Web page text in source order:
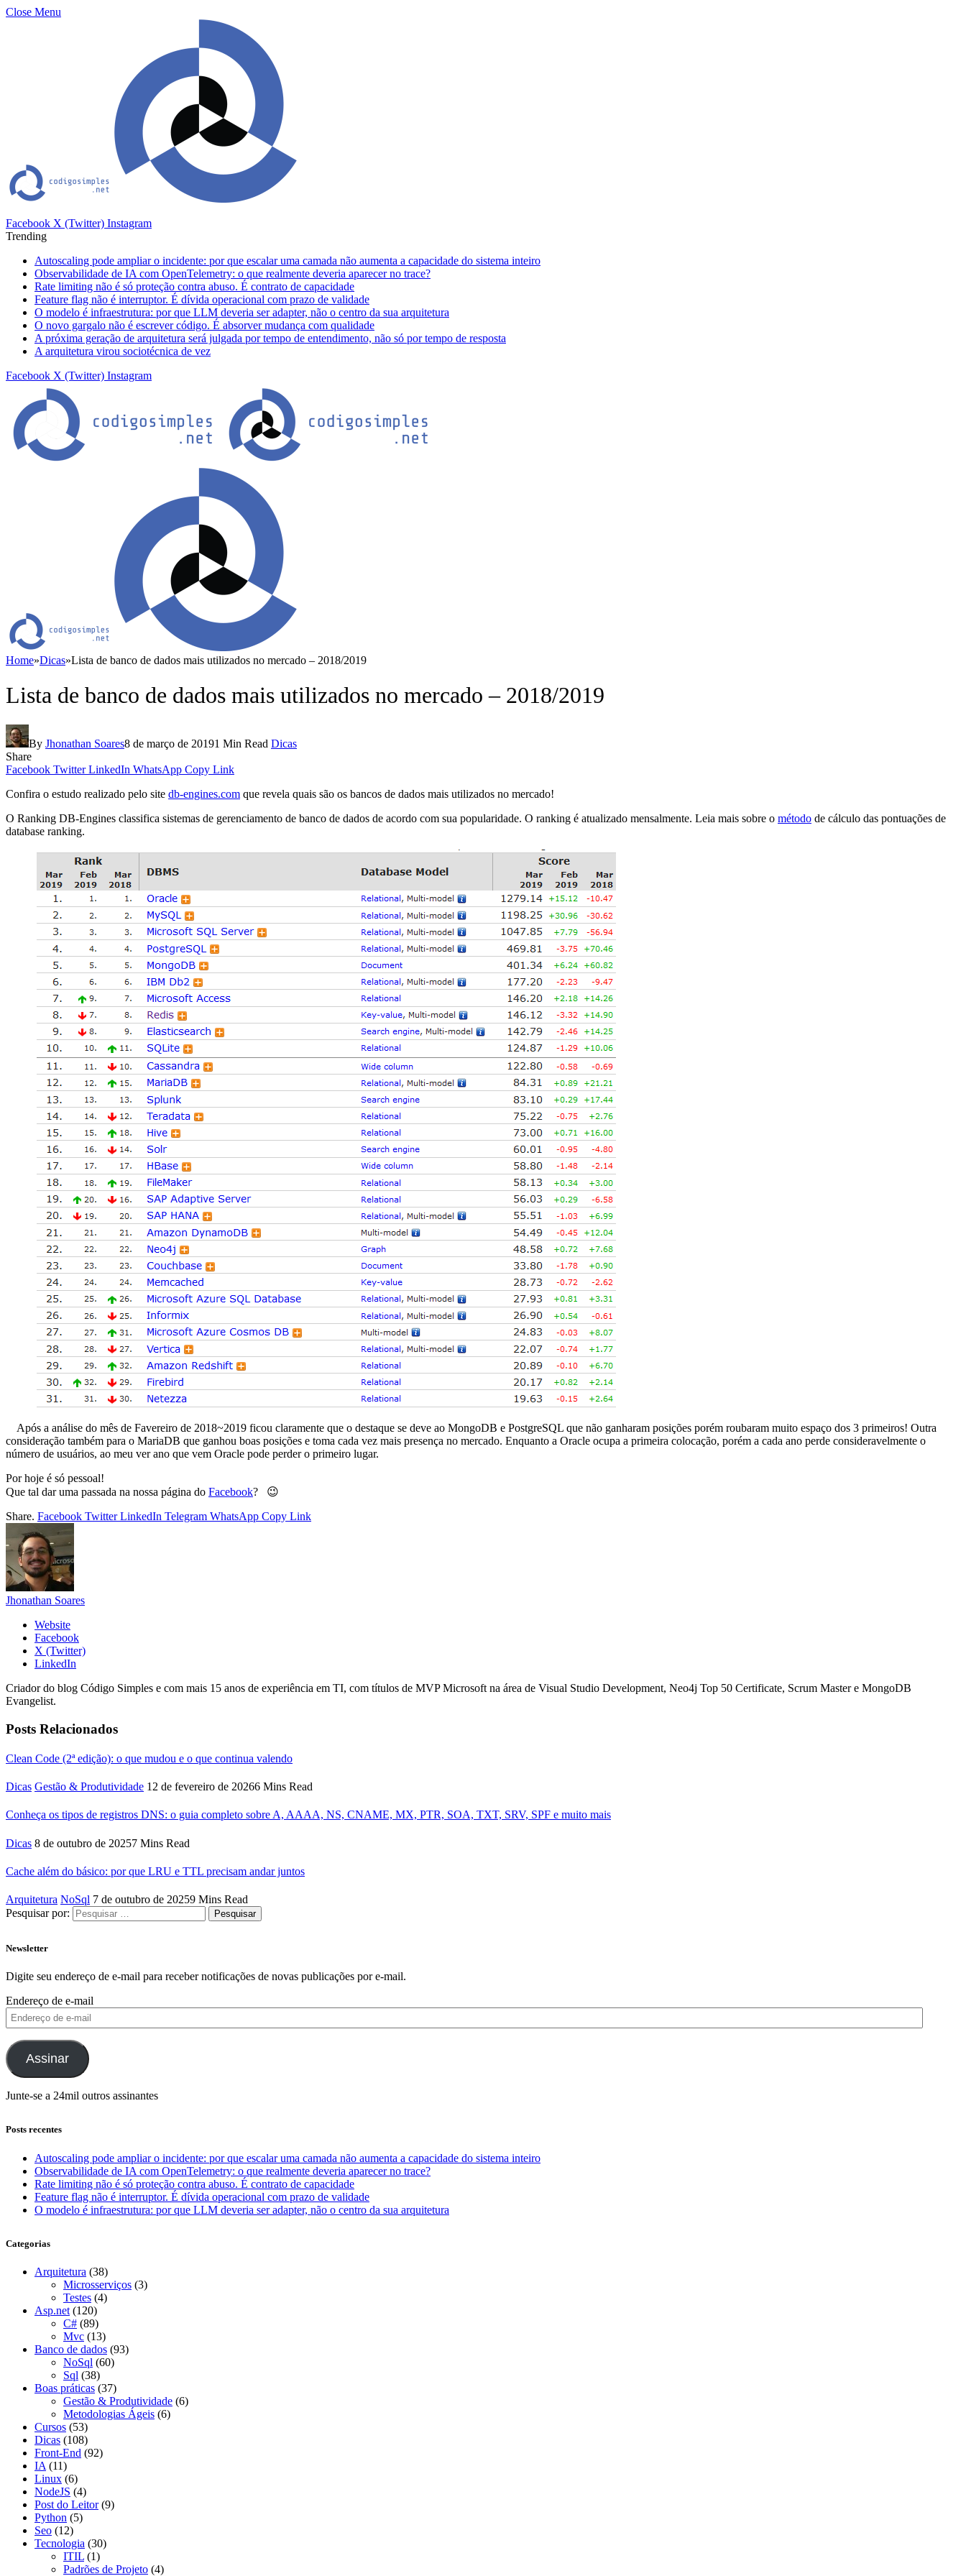
Close Menu
Facebook X (Twitter) Instagram
Trending
Autoscaling pode ampliar o incidente: por que escalar uma camada não aumenta a capacidade do sistema inteiro
Observabilidade de IA com OpenTelemetry: o que realmente deveria aparecer no trace?
Rate limiting não é só proteção contra abuso. É contrato de capacidade
Feature flag não é interruptor. É dívida operacional com prazo de validade
O modelo é infraestrutura: por que LLM deveria ser adapter, não o centro da sua arquitetura
O novo gargalo não é escrever código. É absorver mudança com qualidade
A próxima geração de arquitetura será julgada por tempo de entendimento, não só por tempo de resposta
A arquitetura virou sociotécnica de vez
Facebook X (Twitter) Instagram
Home»Dicas»Lista de banco de dados mais utilizados no mercado – 2018/2019
Lista de banco de dados mais utilizados no mercado – 2018/2019
By Jhonathan Soares8 de março de 20191 Min Read Dicas
Share
Facebook Twitter LinkedIn WhatsApp Copy Link
Confira o estudo realizado pelo site db-engines.com que revela quais são os bancos de dados mais utilizados no mercado!
O Ranking DB-Engines classifica sistemas de gerenciamento de banco de dados de acordo com sua popularidade. O ranking é atualizado mensalmente. Leia mais sobre o método de cálculo das pontuações de
database ranking.
Após a análise do mês de Favereiro de 2018~2019 ficou claramente que o destaque se deve ao MongoDB e PostgreSQL que não ganharam posições porém roubaram muito espaço dos 3 primeiros! Outra
consideração também para o MariaDB que ganhou boas posições e toma cada vez mais presença no mercado. Enquanto a Oracle ocupa a primeira colocação, porém a cada ano perde consideravelmente o
número de usuários, ao meu ver ano que vem Oracle pode perder o primeiro lugar.
Por hoje é só pessoal!
Que tal dar uma passada na nossa página do Facebook? 😉
Share. Facebook Twitter LinkedIn Telegram WhatsApp Copy Link
Jhonathan Soares
Website
Facebook
X (Twitter)
LinkedIn
Criador do blog Código Simples e com mais 15 anos de experiência em TI, com títulos de MVP Microsoft na área de Visual Studio Development, Neo4j Top 50 Certificate, Scrum Master e MongoDB
Evangelist.
Posts Relacionados
Clean Code (2ª edição): o que mudou e o que continua valendo
Dicas Gestão & Produtividade 12 de fevereiro de 20266 Mins Read
Conheça os tipos de registros DNS: o guia completo sobre A, AAAA, NS, CNAME, MX, PTR, SOA, TXT, SRV, SPF e muito mais
Dicas 8 de outubro de 20257 Mins Read
Cache além do básico: por que LRU e TTL precisam andar juntos
Arquitetura NoSql 7 de outubro de 20259 Mins Read
Pesquisar por:
Newsletter
Digite seu endereço de e-mail para receber notificações de novas publicações por e-mail.
Endereço de e-mail
Assinar
Junte-se a 24mil outros assinantes
Posts recentes
Autoscaling pode ampliar o incidente: por que escalar uma camada não aumenta a capacidade do sistema inteiro
Observabilidade de IA com OpenTelemetry: o que realmente deveria aparecer no trace?
Rate limiting não é só proteção contra abuso. É contrato de capacidade
Feature flag não é interruptor. É dívida operacional com prazo de validade
O modelo é infraestrutura: por que LLM deveria ser adapter, não o centro da sua arquitetura
Categorias
Arquitetura (38)
Microsserviços (3)
Testes (4)
Asp.net (120)
C# (89)
Mvc (13)
Banco de dados (93)
NoSql (60)
Sql (38)
Boas práticas (37)
Gestão & Produtividade (6)
Metodologias Ágeis (6)
Cursos (53)
Dicas (108)
Front-End (92)
IA (11)
Linux (6)
NodeJS (4)
Post do Leitor(9)
Python (5)
Seo (12)
Tecnologia (30)
ITIL (1)
Padrões de Projeto (4)